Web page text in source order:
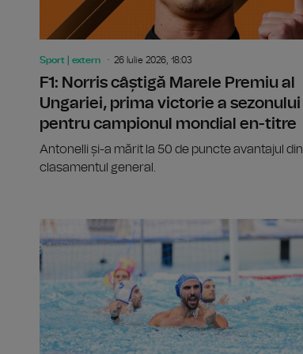
Sport | extern 26 Iulie 2026, 18:03
F1: Norris câștigă Marele Premiu al
Ungariei, prima victorie a sezonului
pentru campionul mondial en-titre
Antonelli și-a mărit la 50 de puncte avantajul din
clasamentul general.